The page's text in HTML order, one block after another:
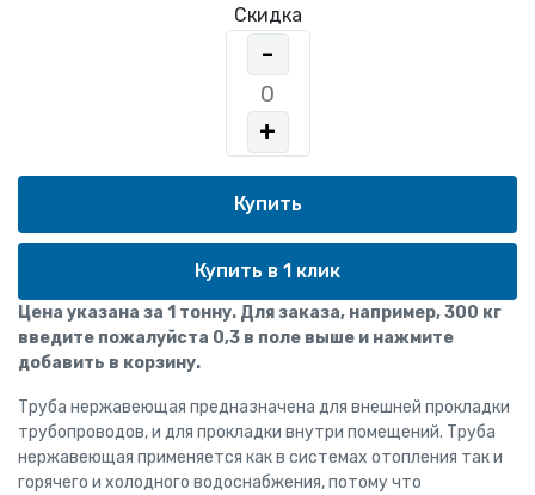
Скидка
-
+
Купить в 1 клик
Цена указана за 1 тонну. Для заказа, например, 300 кг
введите пожалуйста 0,3 в поле выше и нажмите
добавить в корзину.
Труба нержавеющая предназначена для внешней прокладки
трубопроводов, и для прокладки внутри помещений. Труба
нержавеющая применяется как в системах отопления так и
горячего и холодного водоснабжения, потому что